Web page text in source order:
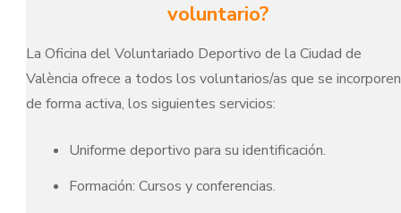
voluntario?
La Oficina del Voluntariado Deportivo de la Ciudad de
València ofrece a todos los voluntarios/as que se incorporen
de forma activa, los siguientes servicios:
Uniforme deportivo para su identificación.
Formación: Cursos y conferencias.